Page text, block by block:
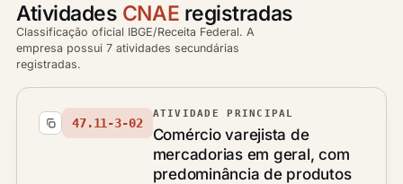
Atividades CNAE registradas
Classificação oficial IBGE/Receita Federal. A
empresa possui 7 atividades secundárias
registradas.
47.11-3-02
ATIVIDADE PRINCIPAL
Comércio varejista de
mercadorias em geral, com
predominância de produtos